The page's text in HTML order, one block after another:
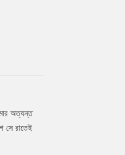
অত্যন্ত
সে রাতেই